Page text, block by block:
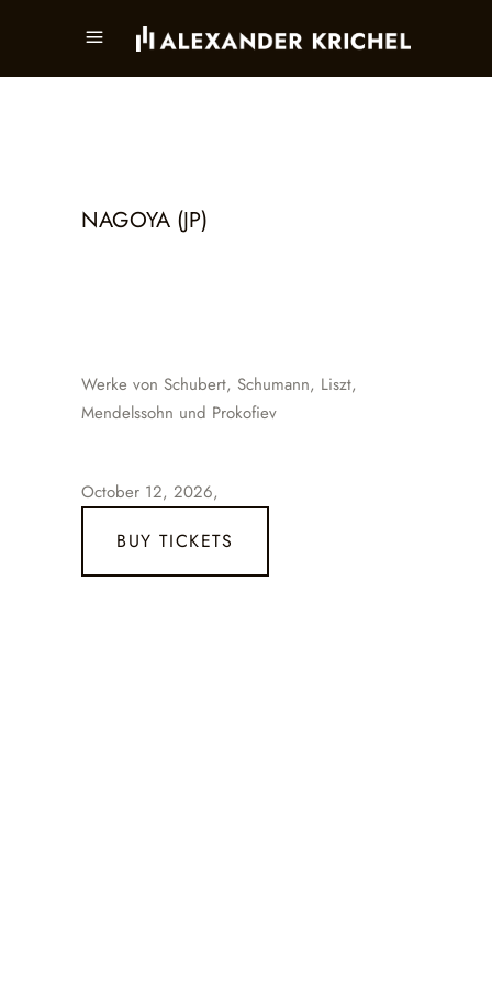
NAGOYA (JP)
Werke von Schubert, Schumann, Liszt,
Mendelssohn und Prokofiev
October 12, 2026,
BUY TICKETS